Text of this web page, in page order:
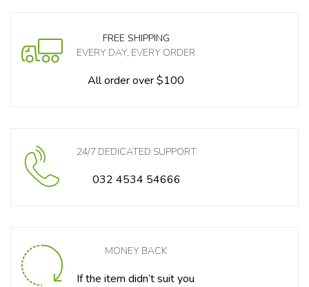
FREE SHIPPING
EVERY DAY, EVERY ORDER
All order over $100
24/7 DEDICATED SUPPORT
032 4534 54666
MONEY BACK
If the item didn’t suit you